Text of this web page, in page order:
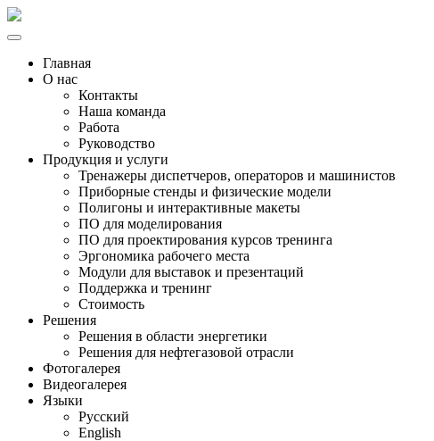
Главная
О нас
Контакты
Наша команда
Работа
Руководство
Продукция и услуги
Тренажеры диспетчеров, операторов и машинистов
Приборные стенды и физические модели
Полигоны и интерактивные макеты
ПО для моделирования
ПО для проектирования курсов тренинга
Эргономика рабочего места
Модули для выставок и презентаций
Поддержка и тренинг
Стоимость
Решения
Решения в области энергетики
Решения для нефтегазовой отрасли
Фотогалерея
Видеогалерея
Языки
Русский
English